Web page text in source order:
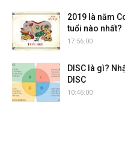
2019 là năm
tuổi nào nhất?
17:56:00
DISC là gì?
DISC
10:46:00